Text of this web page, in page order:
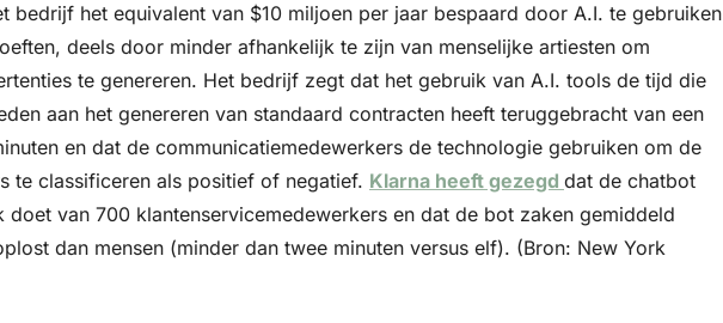
bedrijf het equivalent van $10 miljoen per jaar bespaard door A.I. te gebruiken
deels door minder afhankelijk te zijn van menselijke artiesten om
te genereren. Het bedrijf zegt dat het gebruik van A.I. tools de tijd die
aan het genereren van standaard contracten heeft teruggebracht van een
en dat de communicatiemedewerkers de technologie gebruiken om de
te classificeren als positief of negatief. Klarna heeft gezegd dat de chatbot
van 700 klantenservicemedewerkers en dat de bot zaken gemiddeld
dan mensen (minder dan twee minuten versus elf). (Bron: New York